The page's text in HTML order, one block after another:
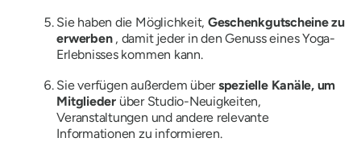
Sie haben die Möglichkeit, Geschenkgutscheine zu
erwerben , damit jeder in den Genuss eines Yoga-
Erlebnisses kommen kann.
Sie verfügen außerdem überspezielle Kanäle, um
Mitgliederüber Studio-Neuigkeiten,
Veranstaltungen und andere relevante
Informationen zu informieren.